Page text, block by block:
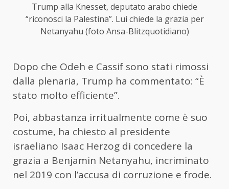
Trump alla Knesset, deputato arabo chiede
“riconosci la Palestina”. Lui chiede la grazia per
Netanyahu (foto Ansa-Blitzquotidiano)
Dopo che Odeh e Cassif sono stati rimossi
dalla plenaria, Trump ha commentato: “È
stato molto efficiente”.
Poi, abbastanza irritualmente come è suo
costume, ha chiesto al presidente
israeliano Isaac Herzog di concedere la
grazia a Benjamin Netanyahu, incriminato
nel 2019 con l’accusa di corruzione e frode.